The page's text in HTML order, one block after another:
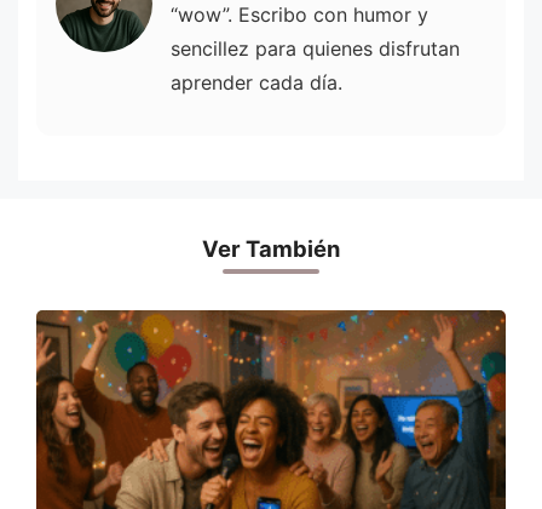
“wow”. Escribo con humor y
sencillez para quienes disfrutan
aprender cada día.
Ver También